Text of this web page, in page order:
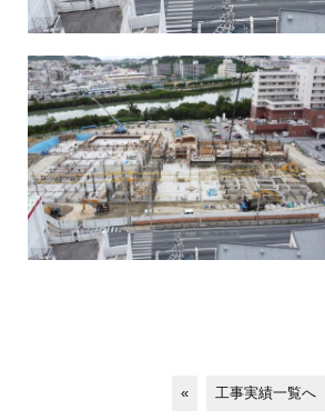
« 工事実績一覧へ